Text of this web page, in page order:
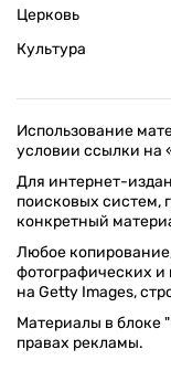
Церковь
Культура
Использование
условии ссылки на
Для интернет-
поисковых систем,
конкретный
Любое
фотографических
на Getty Images,
Материалы в блоке
правах рекламы.